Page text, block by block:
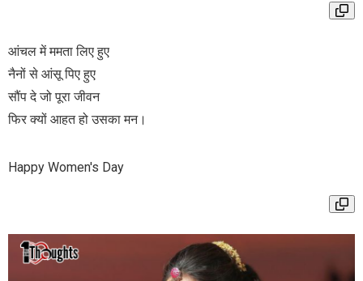
आंचल में ममता लिए हुए
नैनों से आंसू पिए हुए
सौंप दे जो पूरा जीवन
फिर क्यों आहत हो उसका मन।
Happy Women's Day